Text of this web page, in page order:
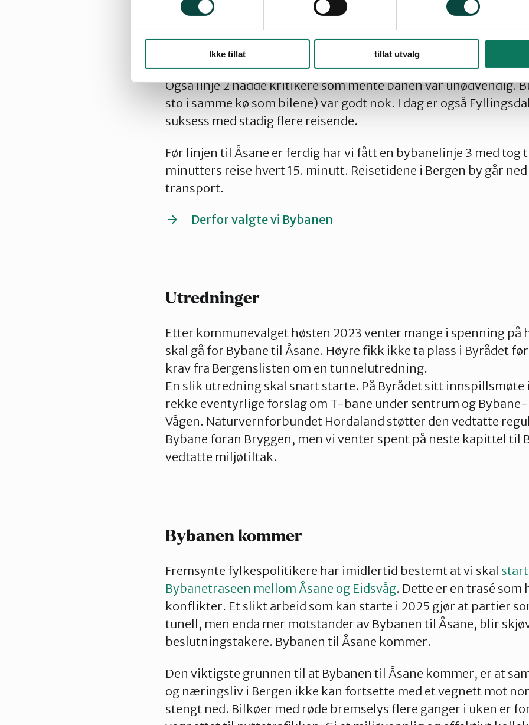
Ikke tillat tillat utvalg
Linje 2 og 3
Linje 2 til Fyllingsdalen ble planlagt i en fei fordi Høyrebyrådet
eget parti november 2013 med sitt forslag om å la Bybanen gå
Også linje 2 hadde kritikere som mente banen var unødvendig.
sto i samme kø som bilene) var godt nok. I dag er også
suksess med stadig flere reisende.
Før linjen til Åsane er ferdig har vi fått en bybanelinje 3 med tog
minutters reise hvert 15. minutt. Reisetidene i Bergen by går
transport.
Derfor valgte vi Bybanen
Utredninger
Etter kommunevalget høsten 2023 venter mange i spenning på
skal gå for Bybane til Åsane. Høyre fikk ikke ta plass i Byrådet
krav fra Bergenslisten om en tunnelutredning.
En slik utredning skal snart starte. På Byrådet sitt innspillsmøte
rekke eventyrlige forslag om T-bane under sentrum og
Vågen. Naturvernforbundet Hordaland støtter den vedtatte
Bybane foran Bryggen, men vi venter spent på neste kapittel til
vedtatte miljøtiltak.
Bybanen kommer
Fremsynte fylkespolitikere har imidlertid bestemt at vi skal
Bybanetraseen mellom Åsane og Eidsvåg. Dette er en trasé som
konflikter. Et slikt arbeid som kan starte i 2025 gjør at partier
tunell, men enda mer motstander av Bybanen til Åsane, blir
beslutningstakere. Bybanen til Åsane kommer.
Den viktigste grunnen til at Bybanen til Åsane kommer, er at
og næringsliv i Bergen ikke kan fortsette med et vegnett mot
stengt ned. Bilkøer med røde bremselys flere ganger i uken er